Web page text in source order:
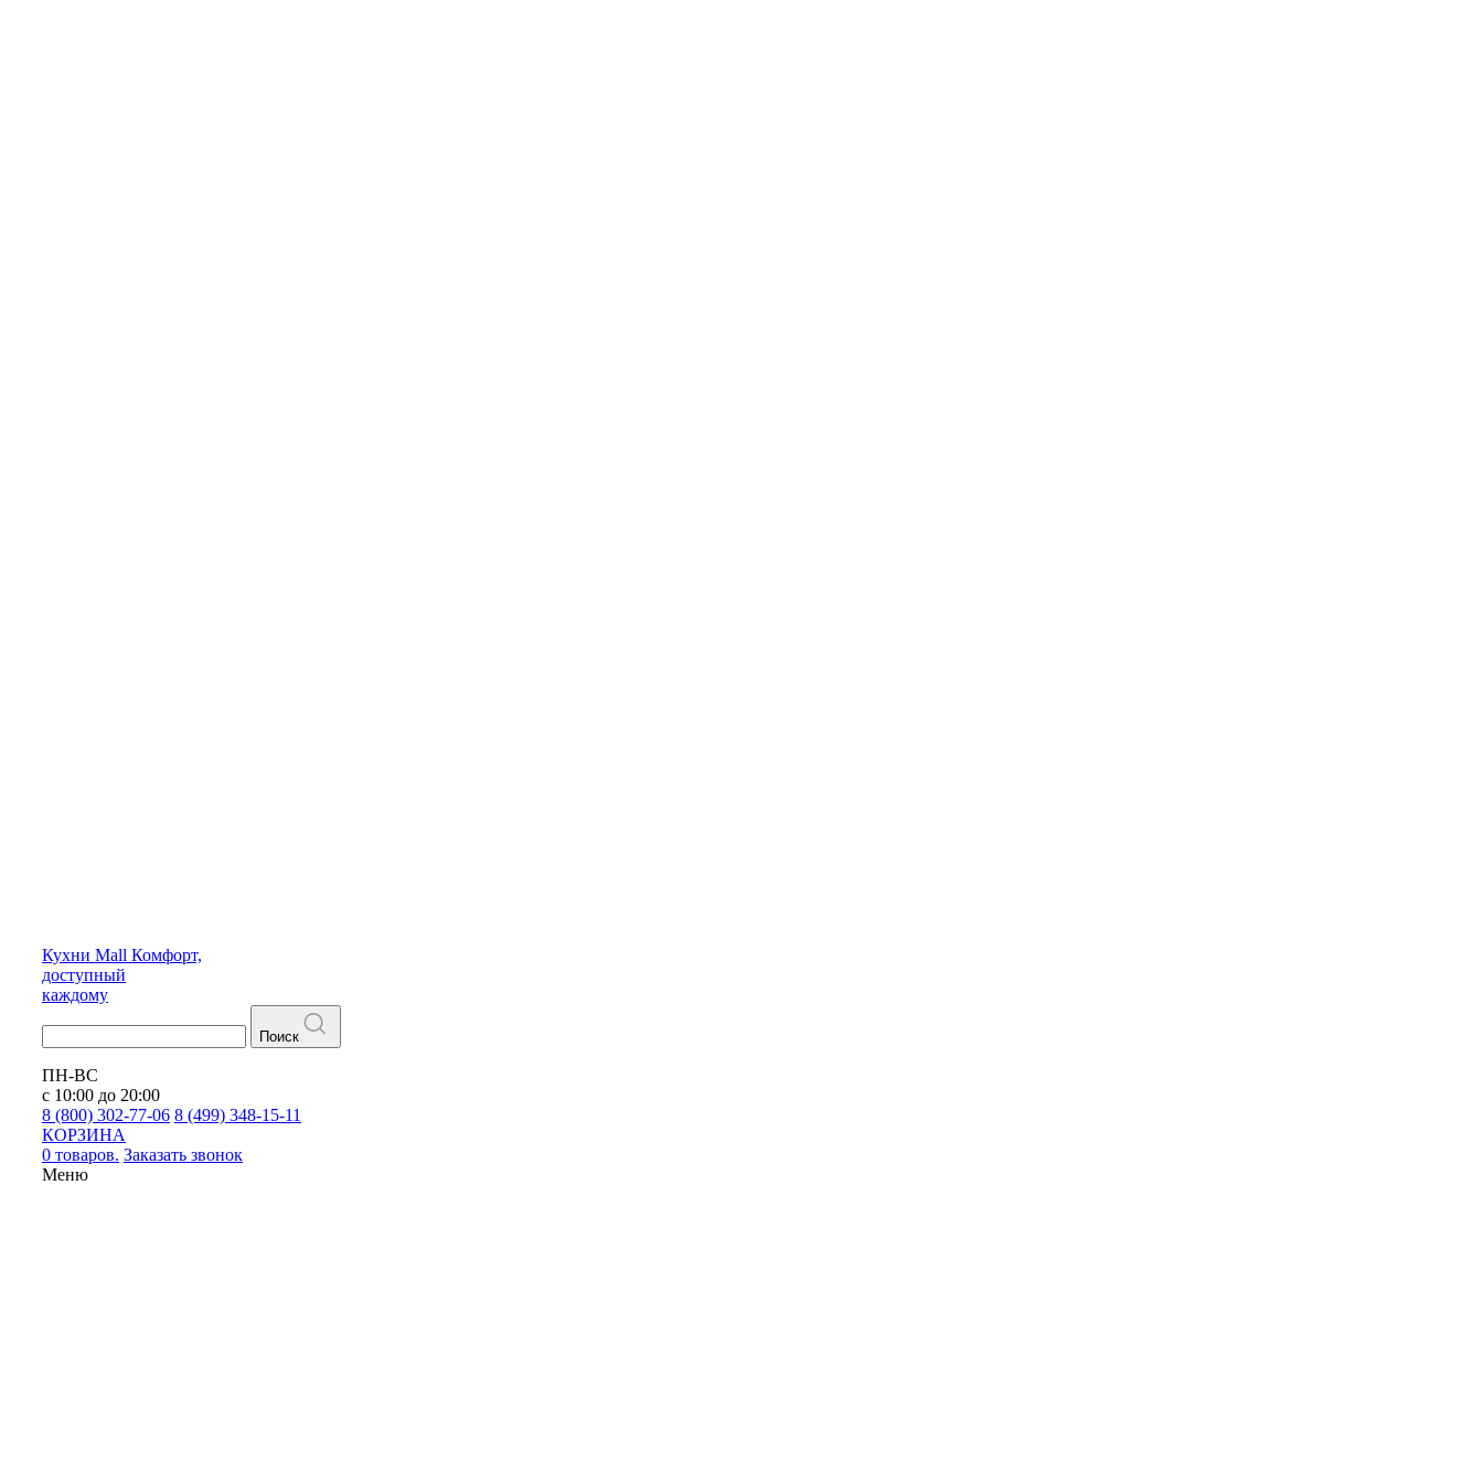
Кухни Mall Комфорт,
доступный
каждому
Поиск
ПН-ВС
с 10:00 до 20:00
8 (800) 302-77-06 8 (499) 348-15-11
КОРЗИНА
0 товаров. Заказать звонок
Меню